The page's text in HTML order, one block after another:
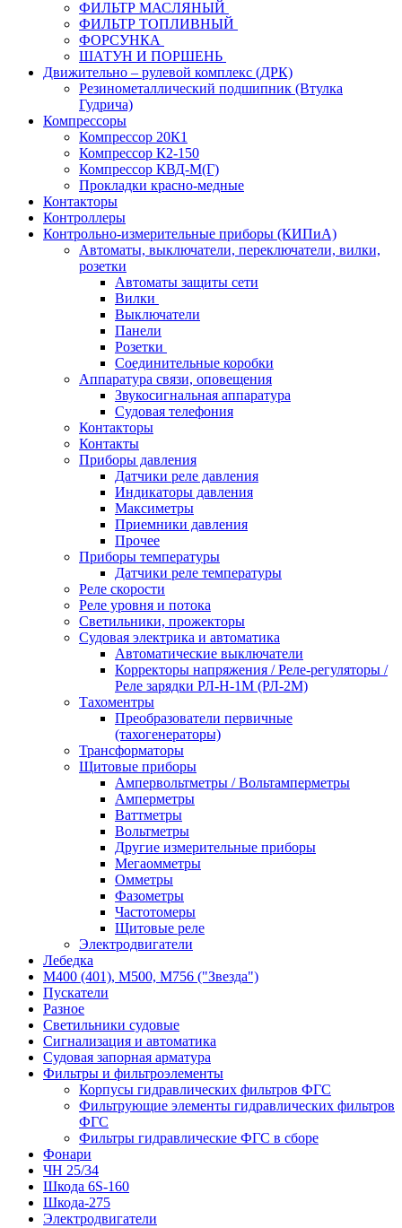
ФИЛЬТР МАСЛЯНЫЙ
ФИЛЬТР ТОПЛИВНЫЙ
ФОРСУНКА
ШАТУН И ПОРШЕНЬ
Движительно – рулевой комплекс (ДРК)
Резинометаллический подшипник (Втулка
Гудрича)
Компрессоры
Компрессор 20К1
Компрессор К2-150
Компрессор КВД-М(Г)
Прокладки красно-медные
Контакторы
Контроллеры
Контрольно-измерительные приборы (КИПиА)
Автоматы, выключатели, переключатели, вилки,
розетки
Автоматы защиты сети
Вилки
Выключатели
Панели
Розетки
Соединительные коробки
Аппаратура связи, оповещения
Звукосигнальная аппаратура
Судовая телефония
Контакторы
Контакты
Приборы давления
Датчики реле давления
Индикаторы давления
Максиметры
Приемники давления
Прочее
Приборы температуры
Датчики реле температуры
Реле скорости
Реле уровня и потока
Светильники, прожекторы
Судовая электрика и автоматика
Автоматические выключатели
Корректоры напряжения / Реле-регуляторы /
Реле зарядки РЛ-Н-1М (РЛ-2М)
Тахоментры
Преобразователи первичные
(тахогенераторы)
Трансформаторы
Щитовые приборы
Ампервольтметры / Вольтамперметры
Амперметры
Ваттметры
Вольтметры
Другие измерительные приборы
Мегаомметры
Омметры
Фазометры
Частотомеры
Щитовые реле
Электродвигатели
Лебедка
М400 (401), М500, М756 ("Звезда")
Пускатели
Разное
Светильники судовые
Сигнализация и автоматика
Судовая запорная арматура
Фильтры и фильтроэлементы
Корпусы гидравлических фильтров ФГС
Фильтрующие элементы гидравлических фильтров
ФГС
Фильтры гидравлические ФГС в сборе
Фонари
ЧН 25/34
Шкода 6S-160
Шкода-275
Электродвигатели